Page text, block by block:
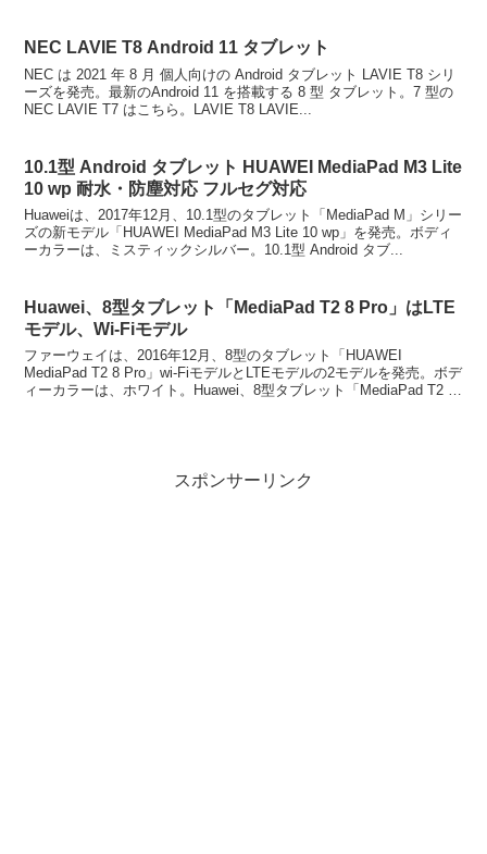
NEC LAVIE T8 Android 11 タブレット
NEC は 2021 年 8 月 個人向けの Android タブレット LAVIE T8 シリ
ーズを発売。最新のAndroid 11 を搭載する 8 型 タブレット。7 型の
NEC LAVIE T7 はこちら。LAVIE T8 LAVIE...
10.1型 Android タブレット HUAWEI MediaPad M3 Lite
10 wp 耐水・防塵対応 フルセグ対応
Huaweiは、2017年12月、10.1型のタブレット「MediaPad M」シリー
ズの新モデル「HUAWEI MediaPad M3 Lite 10 wp」を発売。ボディ
ーカラーは、ミスティックシルバー。10.1型 Android タブ...
Huawei、8型タブレット「MediaPad T2 8 Pro」はLTE
モデル、Wi-Fiモデル
ファーウェイは、2016年12月、8型のタブレット「HUAWEI
MediaPad T2 8 Pro」wi-FiモデルとLTEモデルの2モデルを発売。ボデ
ィーカラーは、ホワイト。Huawei、8型タブレット「MediaPad T2 8
スポンサーリンク